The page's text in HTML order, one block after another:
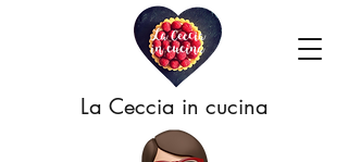
La Ceccia in cucina